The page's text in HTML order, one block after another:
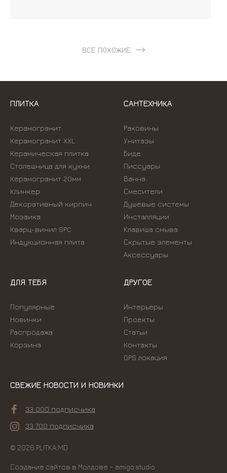
ВСЕ ПОХОЖИЕ
ПЛИТКА
Керамогранит
Керамогранит XXL
Керамическая плитка
Столешница для кухни
Керамогранит 20мм
Клинкер
Декоративный кирпич
Мозаика
Кварц-винил SPC
Индукционная плита
САНТЕХНИКА
Раковины
Унитазы
Биде
Писсуары
Ванна
Смесители
Душевые системы
Инсталляции
Kлавиша смыва
Скрытые элементы
Аксессуары
ДЛЯ ТЕБЯ
Популярные
Новинки
Распродажа
Корзина
ДРУГОЕ
Интерьеры
Проекты
Статьи
Контакты
GPS локация
СВЕЖИЕ НОВОСТИ И НОВИНКИ
33 000 подписчика
33 700 подписчика
© 2026 PLITKA.MD
Создание сайтов в Молдове – amigo.studio